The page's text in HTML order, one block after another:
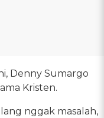
Denny Sumargo
Kristen.
nggak masalah,